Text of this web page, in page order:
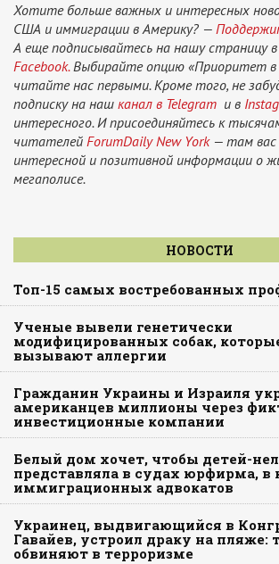
Хотите больше важных и интересных
США и иммиграции в Америку? —
А еще подписывайтесь на нашу страницу в
Facebook.Выбирайте опцию «Приоритет в
читайте нас первыми. Кроме того, не
подписку на наш канал в Telegram и в
интересного. И присоединяйтесь к
читателей ForumDaily New York— там вас
интересной и позитивной информации о
мегаполисе.
НОВОСТИ
Топ-15 самых востребованных
Ученые вывели генетически
модифицированных собак,
вызывают аллергии
Гражданин Украины и Израиля
американцев миллионы через
инвестиционные компании
Белый дом хочет, чтобы детей-
представляла в судах юрфирма, в
иммиграционных адвокатов
Украинец, выдвигающийся в
Гавайев, устроил драку на пляже:
обвиняют в терроризме